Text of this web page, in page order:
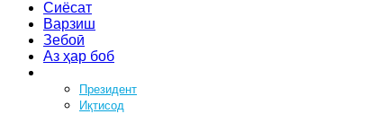
Сиёсат
Варзиш
Зебоӣ
Аз ҳар боб
Президент
Иқтисод